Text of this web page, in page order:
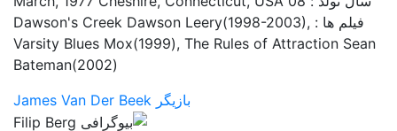
فیلم ها : Dawson's Creek Dawson Leery(1998-2003),
Varsity Blues Mox(1999), The Rules of Attraction Sean
Bateman(2002)
بازیگر James Van Der Beek